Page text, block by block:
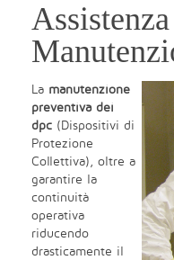
La manutenzione
preventiva dei
dpc (Dispositivi di
Protezione
Collettiva), oltre a
garantire la
continuità
operativa
riducendo
drasticamente il